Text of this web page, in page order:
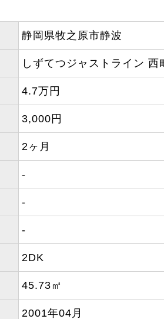
静岡県牧之原市静波
しずてつジャストライン 西
4.7万円
3,000円
2ヶ月
-
-
-
2DK
45.73㎡
2001年04月